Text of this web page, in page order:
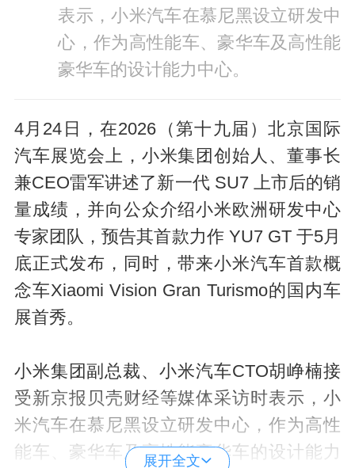
表示，小米汽车在慕尼黑设立研发中
心，作为高性能车、豪华车及高性能
豪华车的设计能力中心。
4月24日，在2026（第十九届）北京国际
汽车展览会上，小米集团创始人、董事长
兼CEO雷军讲述了新一代 SU7 上市后的销
量成绩，并向公众介绍小米欧洲研发中心
专家团队，预告其首款力作 YU7 GT 于5月
底正式发布，同时，带来小米汽车首款概
念车Xiaomi Vision Gran Turismo的国内车
展首秀。
小米集团副总裁、小米汽车CTO胡峥楠接
受新京报贝壳财经等媒体采访时表示，小
米汽车在慕尼黑设立研发中心，作为高性
能车、豪华车及高性能豪华车的设计能力
展开全文